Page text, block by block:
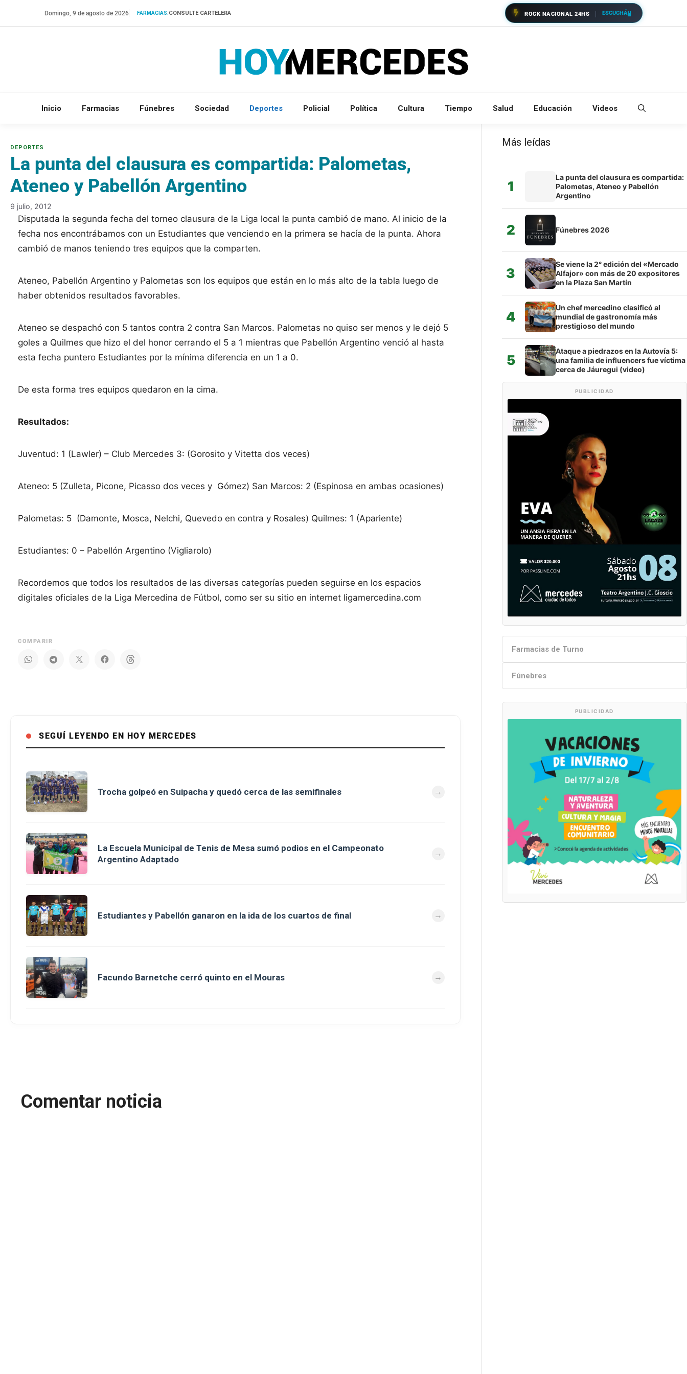
Domingo, 9 de agosto de 2026 FARMACIAS:CONSULTE CARTELERA ROCK NACIONAL 24HS ESCUCHÁ
Inicio Farmacias Fúnebres Sociedad Deportes Policial Política Cultura Tiempo Salud Educación Videos
La punta del clausura es compartida: Palometas,
Ateneo y Pabellón Argentino
9 julio, 2012
Disputada la segunda fecha del torneo clausura de la Liga local la punta cambió de mano. Al inicio de la
fecha nos encontrábamos con un Estudiantes que venciendo en la primera se hacía de la punta. Ahora
cambió de manos teniendo tres equipos que la comparten.
Ateneo, Pabellón Argentino y Palometas son los equipos que están en lo más alto de la tabla luego de
haber obtenidos resultados favorables.
Ateneo se despachó con 5 tantos contra 2 contra San Marcos. Palometas no quiso ser menos y le dejó 5
goles a Quilmes que hizo el del honor cerrando el 5 a 1 mientras que Pabellón Argentino venció al hasta
esta fecha puntero Estudiantes por la mínima diferencia en un 1 a 0.
De esta forma tres equipos quedaron en la cima.
Resultados:
Juventud: 1 (Lawler) – Club Mercedes 3: (Gorosito y Vitetta dos veces)
Ateneo: 5 (Zulleta, Picone, Picasso dos veces y Gómez) San Marcos: 2 (Espinosa en ambas ocasiones)
Palometas: 5 (Damonte, Mosca, Nelchi, Quevedo en contra y Rosales) Quilmes: 1 (Apariente)
Estudiantes: 0 – Pabellón Argentino (Vigliarolo)
Recordemos que todos los resultados de las diversas categorías pueden seguirse en los espacios
digitales oficiales de la Liga Mercedina de Fútbol, como ser su sitio en internet ligamercedina.com
COMPARIR
SEGUÍ LEYENDO EN HOY MERCEDES
Trocha golpeó en Suipacha y quedó cerca de las semifinales
La Escuela Municipal de Tenis de Mesa sumó podios en el Campeonato
Argentino Adaptado
Estudiantes y Pabellón ganaron en la ida de los cuartos de final
Facundo Barnetche cerró quinto en el Mouras
Comentar noticia
Más leídas
1
La punta del clausura es compartida:
Palometas, Ateneo y Pabellón
Argentino
2 Fúnebres 2026
3
Se viene la 2° edición del «Mercado
Alfajor» con más de 20 expositores
en la Plaza San Martín
4
Un chef mercedino clasificó al
mundial de gastronomía más
prestigioso del mundo
5
Ataque a piedrazos en la Autovía 5:
una familia de influencers fue víctima
cerca de Jáuregui (video)
PUBLICIDAD
Farmacias de Turno
Fúnebres
PUBLICIDAD